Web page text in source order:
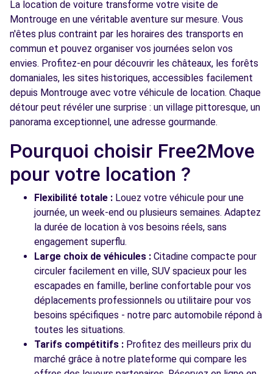
Free2Move Rent - TRUJAS PARIS SUD -
BOURG-LA-REINE (C)
3.4
km
12 BIS AVENUE DU GENERAL LECLERC
BOURG-LA-REINE, 92340
Voir l'agence
Free2Move Rent - FONTENAY AUTOMOBILES
- FONTENAY-AUX-ROSES (C)
3.8
98 RUE BOUCICAUT
FONTENAY-AUX-ROSES, 92260
Voir l'agence
Voir toutes les agences
La location de voiture transforme votre visite de
Montrouge en une véritable aventure sur mesure. Vous
n'êtes plus contraint par les horaires des transports en
commun et pouvez organiser vos journées selon vos
envies. Profitez-en pour découvrir les châteaux, les forêts
domaniales, les sites historiques, accessibles facilement
depuis Montrouge avec votre véhicule de location. Chaque
détour peut révéler une surprise : un village pittoresque, un
panorama exceptionnel, une adresse gourmande.
Pourquoi choisir Free2Move
pour votre location ?
Flexibilité totale : Louez votre véhicule pour une
journée, un week-end ou plusieurs semaines. Adaptez
la durée de location à vos besoins réels, sans
engagement superflu.
Large choix de véhicules : Citadine compacte pour
circuler facilement en ville, SUV spacieux pour les
escapades en famille, berline confortable pour vos
déplacements professionnels ou utilitaire pour vos
besoins spécifiques - notre parc automobile répond à
toutes les situations.
Tarifs compétitifs : Profitez des meilleurs prix du
marché grâce à notre plateforme qui compare les